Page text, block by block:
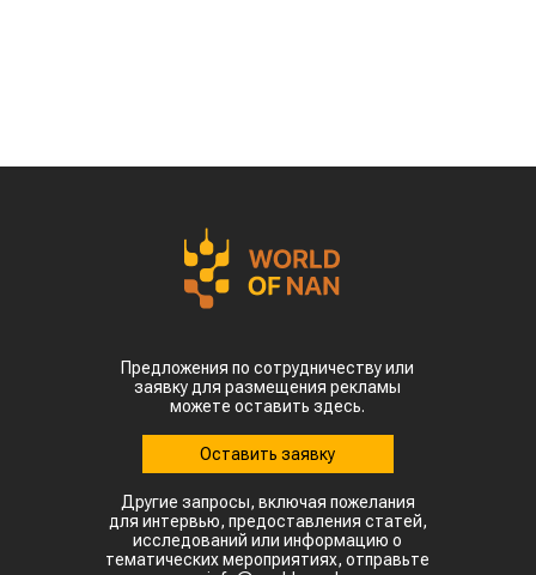
Предложения по сотрудничеству или
заявку для размещения рекламы
можете оставить здесь.
Оставить заявку
Другие запросы, включая пожелания
для интервью, предоставления статей,
исследований или информацию о
тематических мероприятиях, отправьте